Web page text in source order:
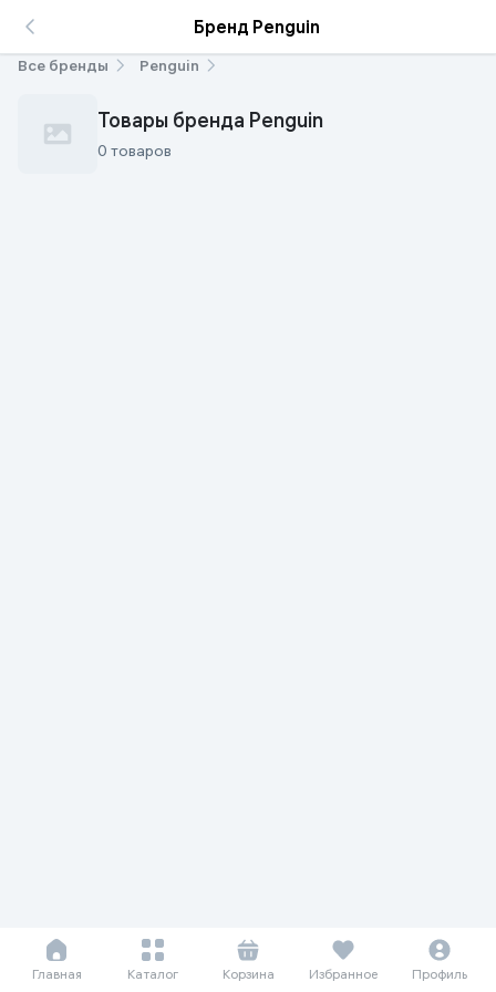
Бренд Penguin
Все бренды Penguin
Товары бренда Penguin
0 товаров
Главная Каталог Корзина Избранное Профиль